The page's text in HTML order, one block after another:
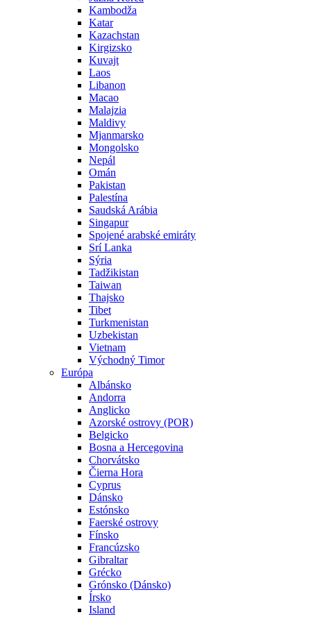
Kambodža
Katar
Kazachstan
Kirgizsko
Kuvajt
Laos
Libanon
Macao
Malajzia
Maldivy
Mjanmarsko
Mongolsko
Nepál
Omán
Pakistan
Palestína
Saudská Arábia
Singapur
Spojené arabské emiráty
Srí Lanka
Sýria
Tadžikistan
Taiwan
Thajsko
Tibet
Turkmenistan
Uzbekistan
Vietnam
Východný Timor
Európa
Albánsko
Andorra
Anglicko
Azorské ostrovy (POR)
Belgicko
Bosna a Hercegovina
Chorvátsko
Čierna Hora
Cyprus
Dánsko
Estónsko
Faerské ostrovy
Fínsko
Francúzsko
Gibraltar
Grécko
Grónsko (Dánsko)
Írsko
Island